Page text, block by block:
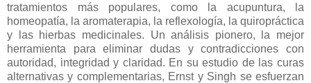
tratamientos más populares, como la acupuntura, la
homeopatía, la aromaterapia, la reflexología, la quiropráctica
y las hierbas medicinales. Un análisis pionero, la mejor
herramienta para eliminar dudas y contradicciones con
autoridad, integridad y claridad. En su estudio de las curas
alternativas y complementarias, Ernst y Singh se esfuerzan